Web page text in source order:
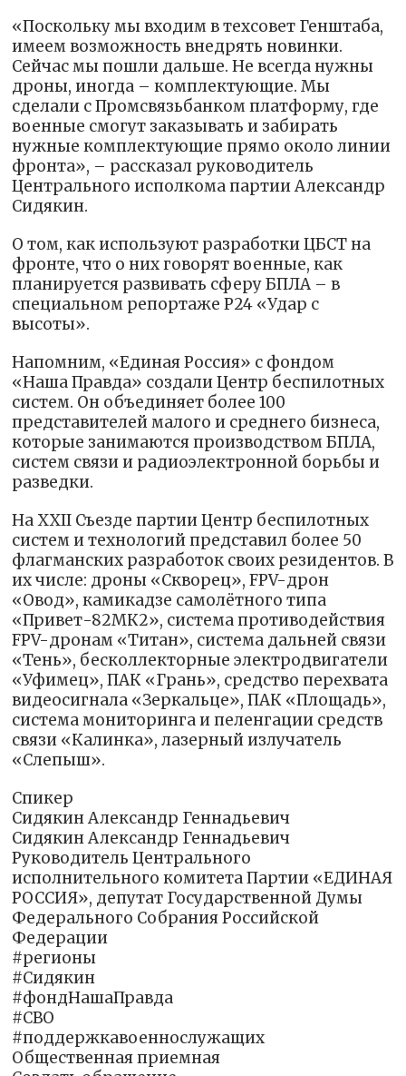
«Поскольку мы входим в техсовет Генштаба,
имеем возможность внедрять новинки.
Сейчас мы пошли дальше. Не всегда нужны
дроны, иногда – комплектующие. Мы
сделали с Промсвязьбанком платформу, где
военные смогут заказывать и забирать
нужные комплектующие прямо около линии
фронта», – рассказал руководитель
Центрального исполкома партии Александр
Сидякин.
О том, как используют разработки ЦБСТ на
фронте, что о них говорят военные, как
планируется развивать сферу БПЛА – в
специальном репортаже Р24 «Удар с
высоты».
Напомним, «Единая Россия» с фондом
«Наша Правда» создали Центр беспилотных
систем. Он объединяет более 100
представителей малого и среднего бизнеса,
которые занимаются производством БПЛА,
систем связи и радиоэлектронной борьбы и
разведки.
На XXII Съезде партии Центр беспилотных
систем и технологий представил более 50
флагманских разработок своих резидентов. В
их числе: дроны «Скворец», FPV-дрон
«Овод», камикадзе самолётного типа
«Привет-82МК2», система противодействия
FPV-дронам «Титан», система дальней связи
«Тень», бесколлекторные электродвигатели
«Уфимец», ПАК «Грань», средство перехвата
видеосигнала «Зеркальце», ПАК «Площадь»,
система мониторинга и пеленгации средств
связи «Калинка», лазерный излучатель
«Слепыш».
Спикер
Сидякин Александр Геннадьевич
Сидякин Александр Геннадьевич
Руководитель Центрального
исполнительного комитета Партии «ЕДИНАЯ
РОССИЯ», депутат Государственной Думы
Федерального Собрания Российской
Федерации
#регионы
#Сидякин
#фондНашаПравда
#СВО
#поддержкавоеннослужащих
Общественная приемная